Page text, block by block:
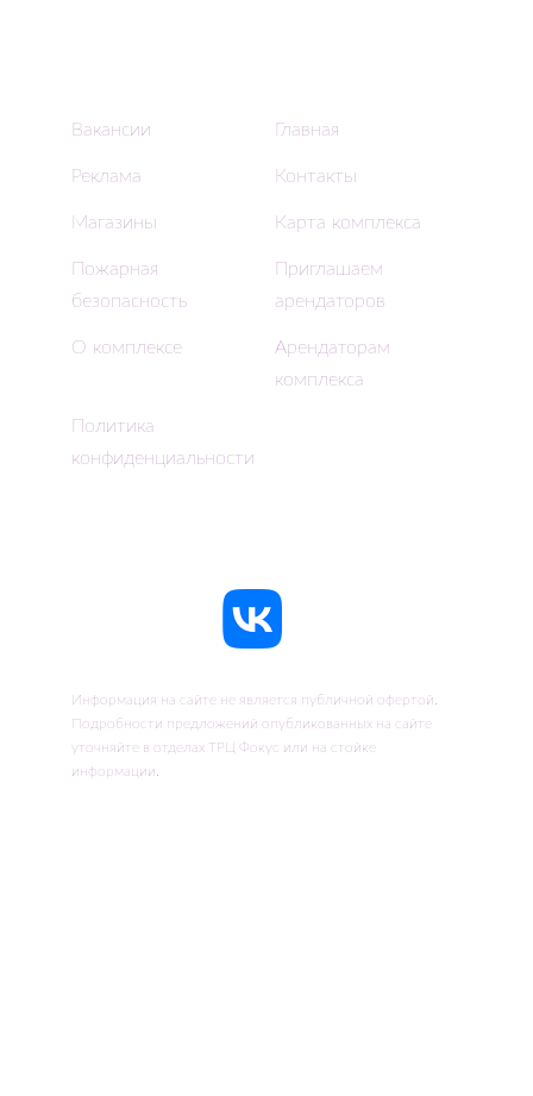
Вакансии Главная
Реклама Контакты
Магазины Карта комплекса
Пожарная
безопасность
Приглашаем
арендаторов
О комплексе
Арендаторам
комплекса
Политика
конфиденциальности
Информация на сайте не является публичной офертой.
Подробности предложений опубликованных на сайте
уточняйте в отделах ТРЦ Фокус или на стойке
информации.